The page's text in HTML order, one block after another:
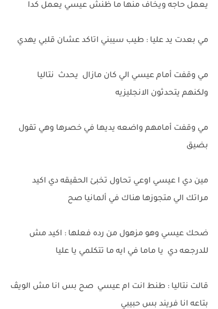
يعمل حاجه ويخاف منها ما ظنش عيسي يعمل كدا
مي بعدت يد عليا : طيب سيبني اتاكد عشان قلبي يهدي
مي وقفت أمام عيسي الي كان مازال يحدث نتاليا
ولكنهم يتحدثون الانجليزيه
مي وقفت أمامهم واضعه يديها في خصرها وهي تقول
بضيق
مين دي ا عيسي اوعي تحاول تخبئ الحقيقه دي اكيد
مراتك الي متجوزها هناك في ألمانيا صح
ضحك عيسي وهو مزهول من رده فعلها : اكيد مش
للدرجعه دي يا ماما في ايه ما تتكلمي يا عليا
قالت نتاليا : طنط انت ام عيسي صح بس انا مش الويڤ
بتاعه انا فريند بس حبيبي